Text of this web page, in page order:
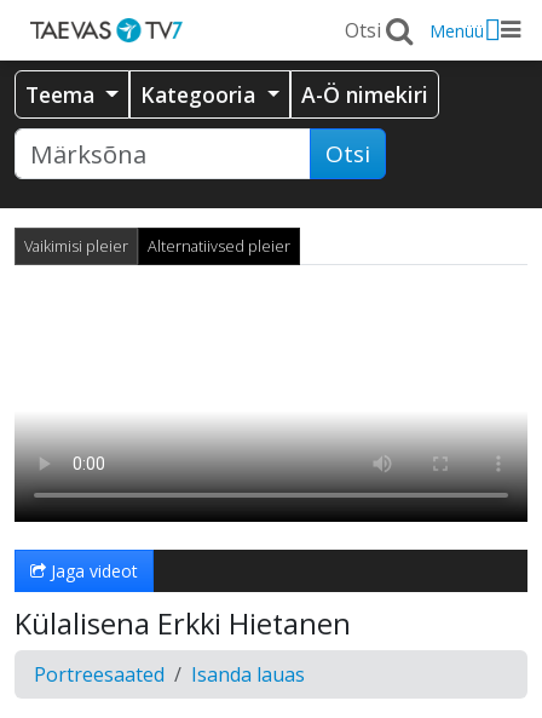
Menüü
Teema Kategooria A-Ö nimekiri
Otsi
Vaikimisi pleier Alternatiivsed pleier
Jaga videot
Külalisena Erkki Hietanen
Portreesaated Isanda lauas